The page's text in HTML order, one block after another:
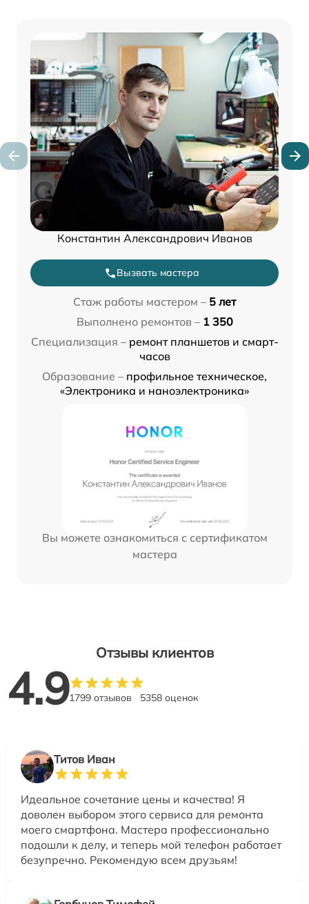
Константин Александрович Иванов
Вызвать мастера
Стаж работы мастером – 5 лет
Выполнено ремонтов – 1 350
Специализация – ремонт планшетов и смарт-
часов
Образование – профильное техническое,
«Электроника и наноэлектроника»
Вы можете ознакомиться с сертификатом
мастера
Отзывы клиентов
4.91799 отзывов 5358 оценок
Титов Иван
Идеальное сочетание цены и качества! Я
доволен выбором этого сервиса для ремонта
моего смартфона. Мастера профессионально
подошли к делу, и теперь мой телефон работает
безупречно. Рекомендую всем друзьям!